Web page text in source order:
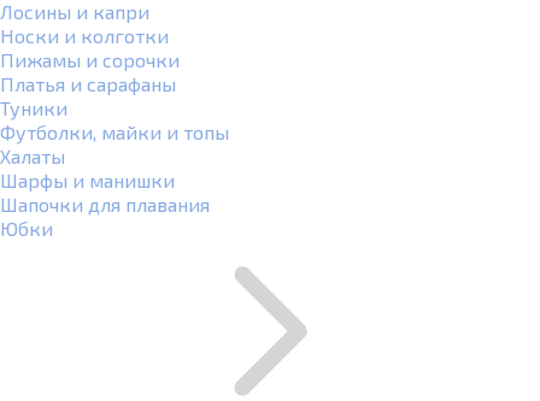
Лосины и капри
Носки и колготки
Пижамы и сорочки
Платья и сарафаны
Туники
Футболки, майки и топы
Халаты
Шарфы и манишки
Шапочки для плавания
Юбки